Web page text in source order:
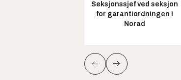
Seksjonssjef ved seksjon
for garantiordningen i
Norad